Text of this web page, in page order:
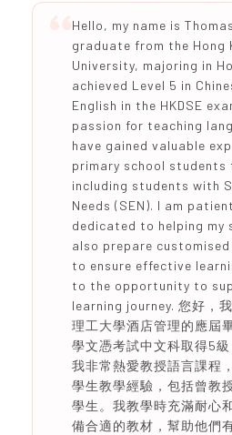
Hello, my name is
graduate from the Hong
University, majoring in
achieved Level 5 in
English in the HKDSE
passion for teaching
have gained valuable
primary school students
including students with
Needs (SEN). I am
dedicated to helping my
also prepare
to ensure effective
to the opportunity to
learning journey. 您好，
理工大學酒店管理的應屆
學文憑考試中文科取得5級
我非常熱愛教授語言課程
學生教學經驗，包括曾教
學生。我教學時充滿耐心
備合適的教材，幫助他們